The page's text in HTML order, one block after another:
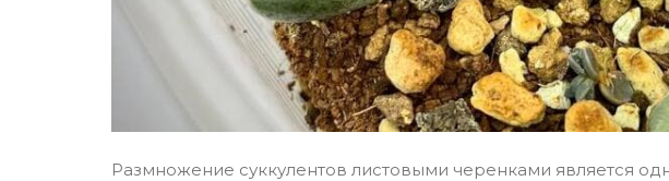
Размножение суккулентов листовыми черенками является